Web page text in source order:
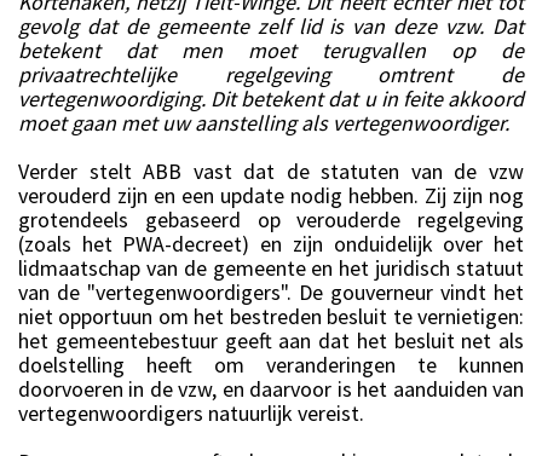
gevolg dat de gemeente zelf lid is van deze vzw. Dat
betekent dat men moet terugvallen op de
privaatrechtelijke regelgeving omtrent de
vertegenwoordiging. Dit betekent dat u in feite akkoord
moet gaan met uw aanstelling als vertegenwoordiger.
Verder stelt ABB vast dat de statuten van de vzw
verouderd zijn en een update nodig hebben. Zij zijn nog
grotendeels gebaseerd op verouderde regelgeving
(zoals het PWA-decreet) en zijn onduidelijk over het
lidmaatschap van de gemeente en het juridisch statuut
van de "vertegenwoordigers". De gouverneur vindt het
niet opportuun om het bestreden besluit te vernietigen:
het gemeentebestuur geeft aan dat het besluit net als
doelstelling heeft om veranderingen te kunnen
doorvoeren in de vzw, en daarvoor is het aanduiden van
vertegenwoordigers natuurlijk vereist.